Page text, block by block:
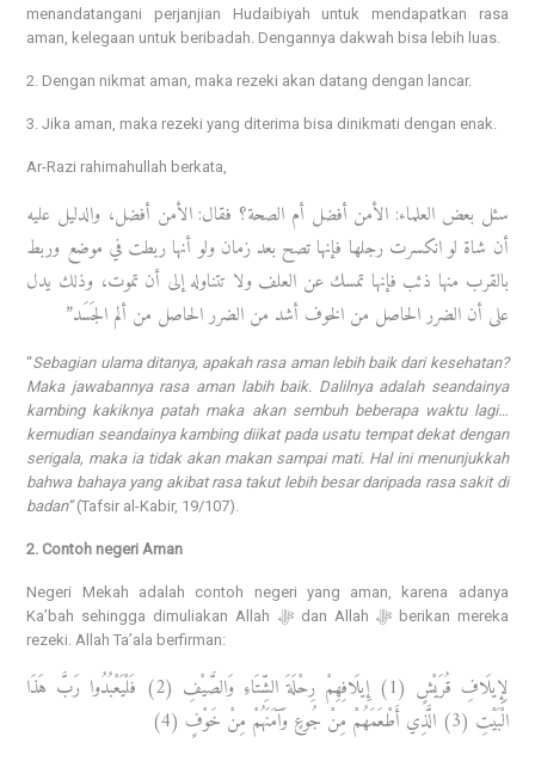
menandatangani perjanjian Hudaibiyah untuk mendapatkan rasa
aman, kelegaan untuk beribadah. Dengannya dakwah bisa lebih luas.
2. Dengan nikmat aman, maka rezeki akan datang dengan lancar.
3. Jika aman, maka rezeki yang diterima bisa dinikmati dengan enak.
Ar-Razi rahimahullah berkata,
سئل بعض العلماء: الأمن أفضل أم الصحة؟ فقال: الأمن أفضل، والدليل عليه
أن شاة لو انكسرت رجلها فإنها تصح بعد زمان ولو أنها ربطت في موضع وربط
بالقرب منها ذئب فإنها تمسك عن العلف ولا تتناوله إلى أن تموت، وذلك يدل
على أن الضرر الحاصل من الخوف أشد من الضرر الحاصل من ألم الجَسَد”
“Sebagian ulama ditanya, apakah rasa aman lebih baik dari kesehatan?
Maka jawabannya rasa aman labih baik. Dalilnya adalah seandainya
kambing kakiknya patah maka akan sembuh beberapa waktu lagi…
kemudian seandainya kambing diikat pada usatu tempat dekat dengan
serigala, maka ia tidak akan makan sampai mati. Hal ini menunjukkah
bahwa bahaya yang akibat rasa takut lebih besar daripada rasa sakit di
badan”(Tafsir al-Kabir, 19/107).
2. Contoh negeri Aman
Negeri Mekah adalah contoh negeri yang aman, karena adanya
Ka’bah sehingga dimuliakan Allah ﷻ dan Allah ﷻ berikan mereka
rezeki. Allah Ta’ala berfirman:
لِإِيلَافِ قُرَيْشٍ (1) إِيلَافِهِمْ رِحْلَةَ الشِّتَاءِ وَالصَّيْفِ (2) فَلْيَعْبُدُوا رَبَّ هَذَا
الْبَيْتِ (3) الَّذِي أَطْعَمَهُمْ مِنْ جُوعٍ وَآَمَنَهُمْ مِنْ خَوْفٍ (4)